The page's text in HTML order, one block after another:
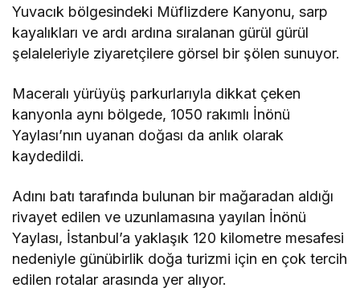
Yuvacık bölgesindeki Müflizdere Kanyonu, sarp
kayalıkları ve ardı ardına sıralanan gürül gürül
şelaleleriyle ziyaretçilere görsel bir şölen sunuyor.
Maceralı yürüyüş parkurlarıyla dikkat çeken
kanyonla aynı bölgede, 1050 rakımlı İnönü
Yaylası’nın uyanan doğası da anlık olarak
kaydedildi.
Adını batı tarafında bulunan bir mağaradan aldığı
rivayet edilen ve uzunlamasına yayılan İnönü
Yaylası, İstanbul’a yaklaşık 120 kilometre mesafesi
nedeniyle günübirlik doğa turizmi için en çok tercih
edilen rotalar arasında yer alıyor.